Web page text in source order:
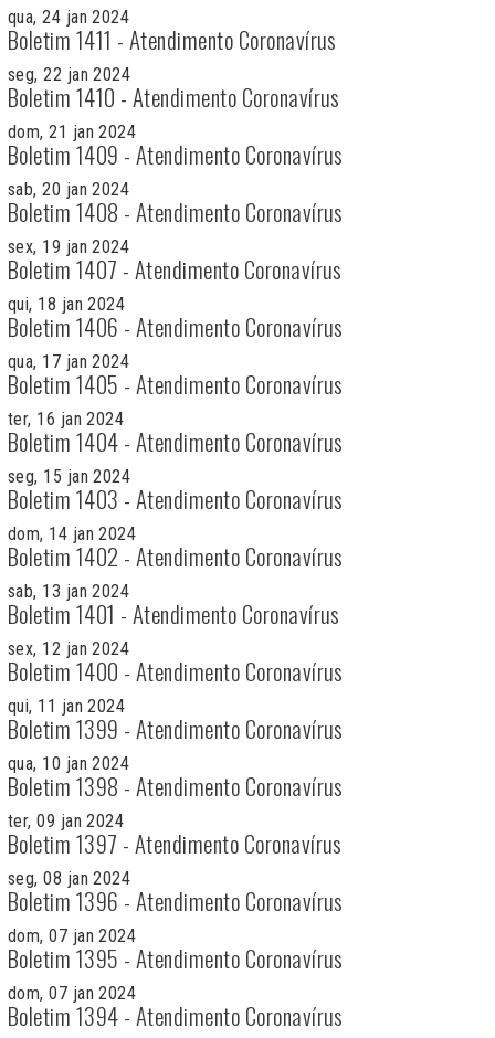
qua, 24 jan 2024
Boletim 1411 - Atendimento Coronavírus
seg, 22 jan 2024
Boletim 1410 - Atendimento Coronavírus
dom, 21 jan 2024
Boletim 1409 - Atendimento Coronavírus
sab, 20 jan 2024
Boletim 1408 - Atendimento Coronavírus
sex, 19 jan 2024
Boletim 1407 - Atendimento Coronavírus
qui, 18 jan 2024
Boletim 1406 - Atendimento Coronavírus
qua, 17 jan 2024
Boletim 1405 - Atendimento Coronavírus
ter, 16 jan 2024
Boletim 1404 - Atendimento Coronavírus
seg, 15 jan 2024
Boletim 1403 - Atendimento Coronavírus
dom, 14 jan 2024
Boletim 1402 - Atendimento Coronavírus
sab, 13 jan 2024
Boletim 1401 - Atendimento Coronavírus
sex, 12 jan 2024
Boletim 1400 - Atendimento Coronavírus
qui, 11 jan 2024
Boletim 1399 - Atendimento Coronavírus
qua, 10 jan 2024
Boletim 1398 - Atendimento Coronavírus
ter, 09 jan 2024
Boletim 1397 - Atendimento Coronavírus
seg, 08 jan 2024
Boletim 1396 - Atendimento Coronavírus
dom, 07 jan 2024
Boletim 1395 - Atendimento Coronavírus
dom, 07 jan 2024
Boletim 1394 - Atendimento Coronavírus